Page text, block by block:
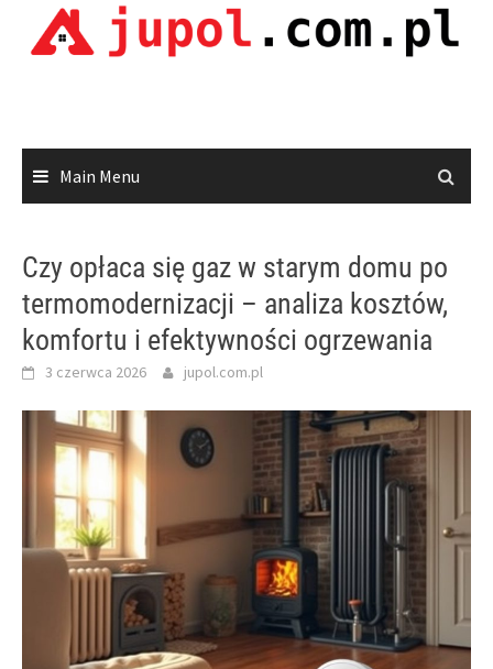
Main Menu
Czy opłaca się gaz w starym domu po
termomodernizacji – analiza kosztów,
komfortu i efektywności ogrzewania
3 czerwca 2026 jupol.com.pl